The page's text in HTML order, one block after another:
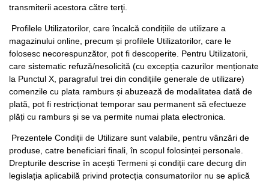
transmiterii acestora către terţi.
Profilele Utilizatorilor, care încalcă condițiile de utilizare a
magazinului online, precum și profilele Utilizatorilor, care le
folosesc necorespunzător, pot fi descoperite. Pentru Utilizatorii,
care sistematic refuză/nesolicită (cu excepția cazurilor menționate
la Punctul X, paragraful trei din condițiile generale de utilizare)
comenzile cu plata ramburs și abuzează de modalitatea dată de
plată, pot fi restricționat temporar sau permanent să efectueze
plăți cu ramburs și se va permite numai plata electronica.
Prezentele Condiții de Utilizare sunt valabile, pentru vânzări de
produse, catre beneficiari finali, în scopul folosinței personale.
Drepturile descrise în acești Termeni și condiții care decurg din
legislația aplicabilă privind protecția consumatorilor nu se aplică